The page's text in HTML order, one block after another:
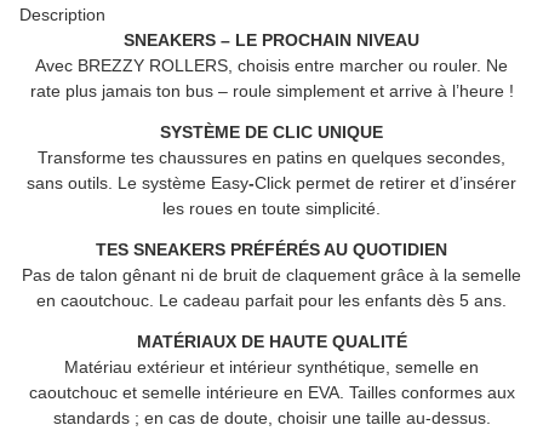
Description
SNEAKERS – LE PROCHAIN NIVEAU
Avec BREZZY ROLLERS , choisis entre marcher ou rouler. Ne
rate plus jamais ton bus – roule simplement et arrive à l’heure !
SYSTÈME DE CLIC UNIQUE
Transforme tes chaussures en patins en quelques secondes,
sans outils. Le système Easy-Click permet de retirer et d’insérer
les roues en toute simplicité.
TES SNEAKERS PRÉFÉRÉS AU QUOTIDIEN
Pas de talon gênant ni de bruit de claquement grâce à la semelle
en caoutchouc. Le cadeau parfait pour les enfants dès 5 ans.
MATÉRIAUX DE HAUTE QUALITÉ
Matériau extérieur et intérieur synthétique, semelle en
caoutchouc et semelle intérieure en EVA. Tailles conformes aux
standards ; en cas de doute, choisir une taille au-dessus.